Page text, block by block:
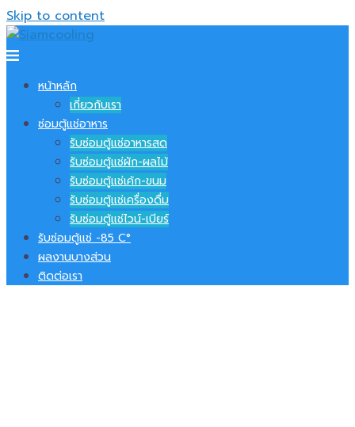
Skip to content
หน้าหลัก
เกี่ยวกับเรา
ซ่อมตู้แช่อาหาร
รับซ่อมตู้แช่อาหารสด
รับซ่อมตู้แช่ผัก-ผลไม้
รับซ่อมตู้แช่เค้ก-ขนม
รับซ่อมตู้แช่เครื่องดื่ม
รับซ่อมตู้แช่ไวน์-เบียร์
รับซ่อมตู้แช่ -​85 C°
ผลงานบางส่วน
ติดต่อเรา